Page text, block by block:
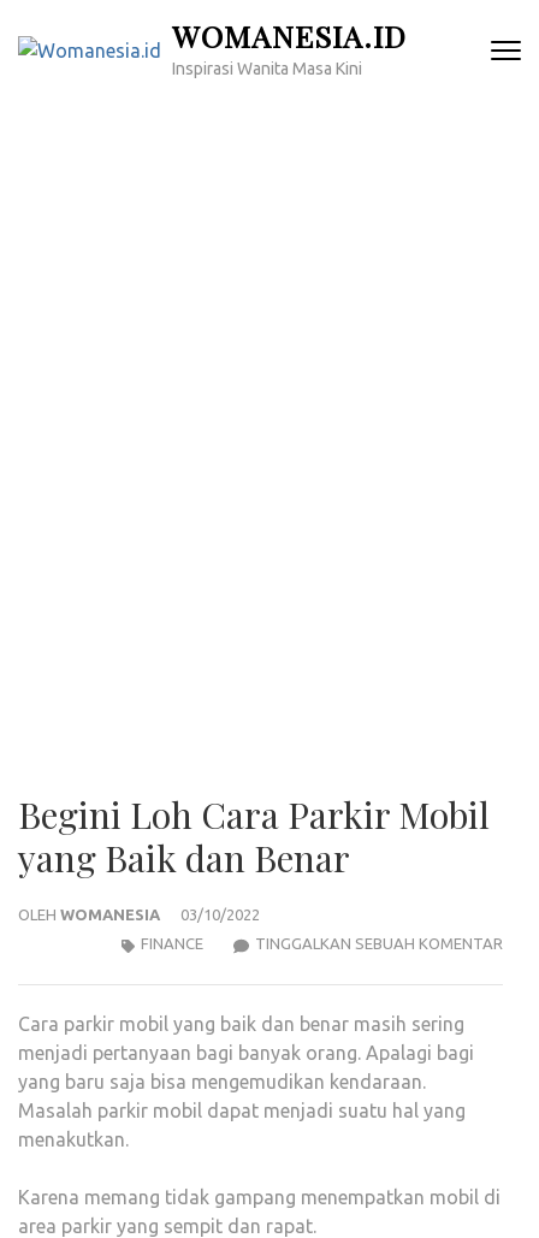
WOMANESIA.ID
Inspirasi Wanita Masa Kini
Begini Loh Cara Parkir Mobil
yang Baik dan Benar
OLEH WOMANESIA
03/10/2022
TINGGALKAN SEBUAH KOMENTAR
FINANCE
Cara parkir mobil yang baik dan benar masih sering
menjadi pertanyaan bagi banyak orang. Apalagi bagi
yang baru saja bisa mengemudikan kendaraan.
Masalah parkir mobil dapat menjadi suatu hal yang
menakutkan.
Karena memang tidak gampang menempatkan mobil di
area parkir yang sempit dan rapat.